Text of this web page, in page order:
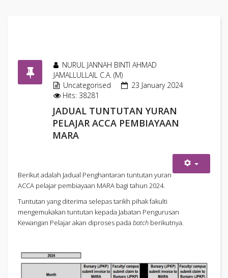
NURUL JANNAH BINTI AHMAD
JAMALLULLAIL C.A. (M)
Uncategorised
23 January 2024
Hits: 38281
JADUAL TUNTUTAN YURAN
PELAJAR ACCA PEMBIAYAAN
MARA
Berikut adalah Jadual Penghantaran tuntutan yuran
ACCA pelajar pembiayaan MARA bagi tahun 2024.
Tuntutan yang diterima selepas tarikh pihak fakulti
mengemukakan tuntutan kepada Jabatan Pengurusan
Kewangan Pelajar akan diproses pada batch berikutnya.